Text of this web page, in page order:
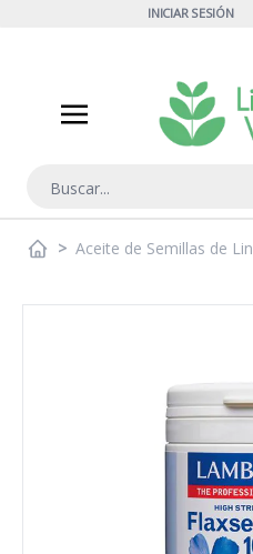
INICIAR SESIÓN
> Aceite de Semillas de